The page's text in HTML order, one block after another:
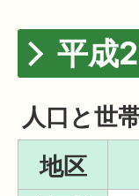
平成
人口と世
地区